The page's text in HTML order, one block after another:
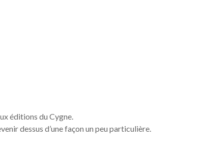
éditions du Cygne.
dessus d’une façon un peu particulière.